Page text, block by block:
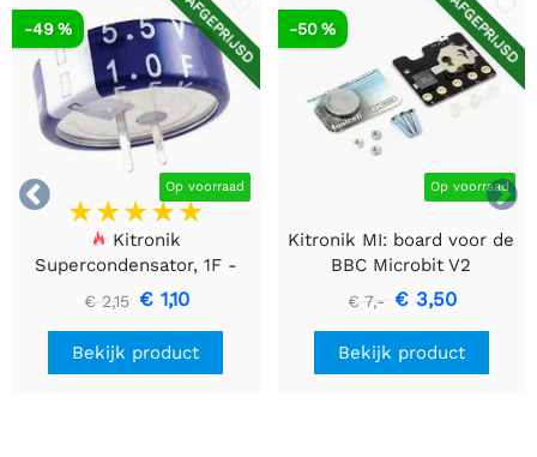


AFGEPRIJSD
Op voorraad
-49 %
Kitronik
Supercondensator, 1F -
5.5V - 1 stuk
€ 2,15 € 1,10
Bekijk product
AFGEPRIJSD
Op voorraad
-50 %
Kitronik MI: board voor de
BBC Microbit V2
€ 7,- € 3,50
Bekijk product